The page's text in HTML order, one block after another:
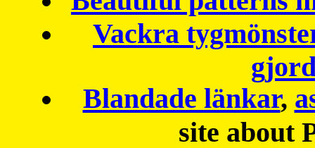
Vackra
Blandade länkar,
site about